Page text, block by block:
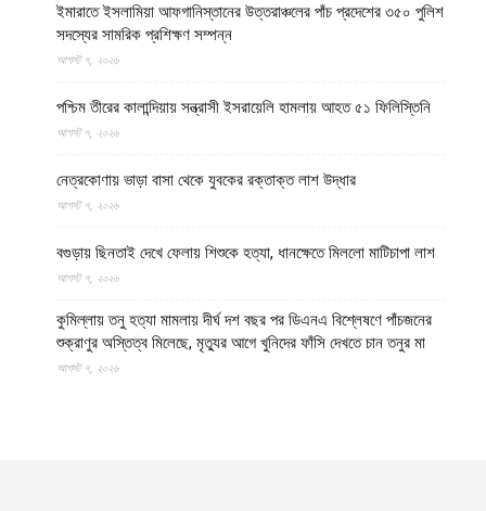
ইমারাতে ইসলামিয়া আফগানিস্তানের উত্তরাঞ্চলের পাঁচ প্রদেশের ৩৫০ পুলিশ
সদস্যের সামরিক প্রশিক্ষণ সম্পন্ন
আগস্ট ৭, ২০২৬
পশ্চিম তীরের কালান্দিয়ায় সন্ত্রাসী ইসরায়েলি হামলায় আহত ৫১ ফিলিস্তিনি
আগস্ট ৭, ২০২৬
নেত্রকোণায় ভাড়া বাসা থেকে যুবকের রক্তাক্ত লাশ উদ্ধার
আগস্ট ৭, ২০২৬
বগুড়ায় ছিনতাই দেখে ফেলায় শিশুকে হত্যা, ধানক্ষেতে মিললো মাটিচাপা লাশ
আগস্ট ৭, ২০২৬
কুমিল্লায় তনু হত্যা মামলায় দীর্ঘ দশ বছর পর ডিএনএ বিশ্লেষণে পাঁচজনের
শুক্রাণুর অস্তিত্ব মিলেছে, মৃত্যুর আগে খুনিদের ফাঁসি দেখতে চান তনুর মা
আগস্ট ৭, ২০২৬